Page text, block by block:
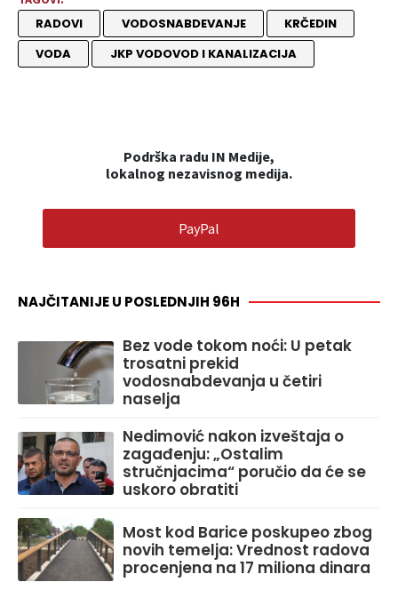
RADOVI VODOSNABDEVANJE
KRČEDIN
VODA
JKP VODOVOD I KANALIZACIJA
Podrška radu IN Medije,
lokalnog nezavisnog medija.
PayPal
NAJČITANIJE U POSLEDNJIH 96H
Bez vode tokom noći: U petak
trosatni prekid
vodosnabdevanja u četiri
naselja
Nedimović nakon izveštaja o
zagađenju: „Ostalim
stručnjacima“ poručio da će se
uskoro obratiti
Most kod Barice poskupeo zbog
novih temelja: Vrednost radova
procenjena na 17 miliona dinara